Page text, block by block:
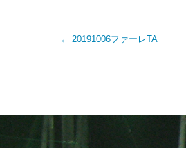
Post
← 20191006ファーレTA